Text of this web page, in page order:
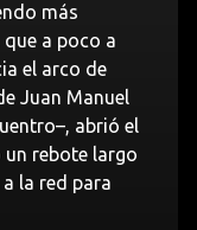
más
a poco a
el arco de
Juan Manuel
abrió el
rebote largo
la red para